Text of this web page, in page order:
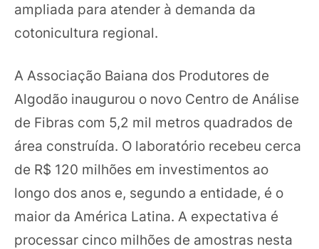
ampliada para atender à demanda da
cotonicultura regional.
A Associação Baiana dos Produtores de
Algodão inaugurou o novo Centro de Análise
de Fibras com 5,2 mil metros quadrados de
área construída. O laboratório recebeu cerca
de R$ 120 milhões em investimentos ao
longo dos anos e, segundo a entidade, é o
maior da América Latina. A expectativa é
processar cinco milhões de amostras nesta